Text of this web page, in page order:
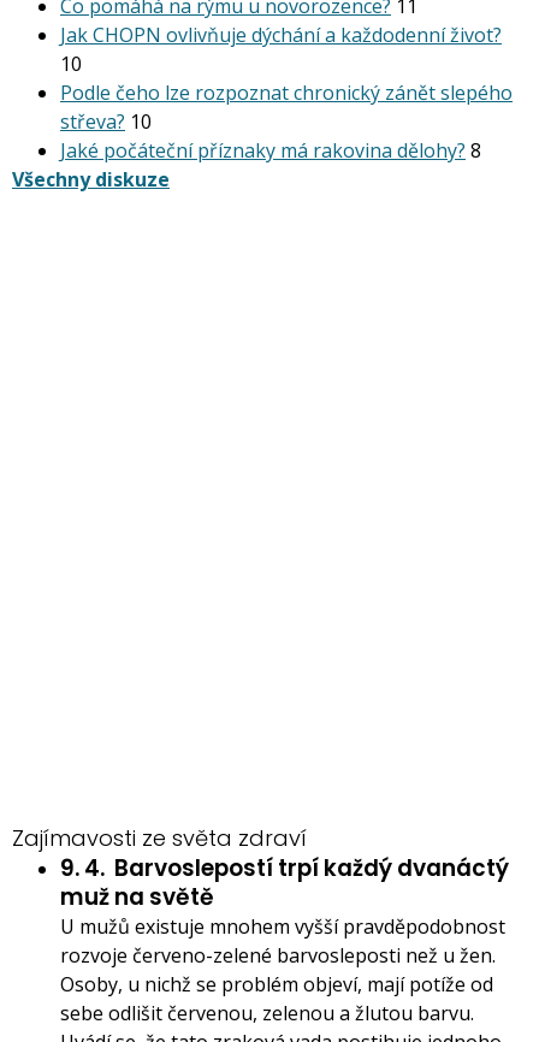
Co pomáhá na rýmu u novorozence? 11
Jak CHOPN ovlivňuje dýchání a každodenní život?
10
Podle čeho lze rozpoznat chronický zánět slepého
střeva? 10
Jaké počáteční příznaky má rakovina dělohy? 8
Všechny diskuze
Zajímavosti ze světa zdraví
9. 4. Barvoslepostí trpí každý dvanáctý
muž na světě
U mužů existuje mnohem vyšší pravděpodobnost
rozvoje červeno-zelené barvosleposti než u žen.
Osoby, u nichž se problém objeví, mají potíže od
sebe odlišit červenou, zelenou a žlutou barvu.